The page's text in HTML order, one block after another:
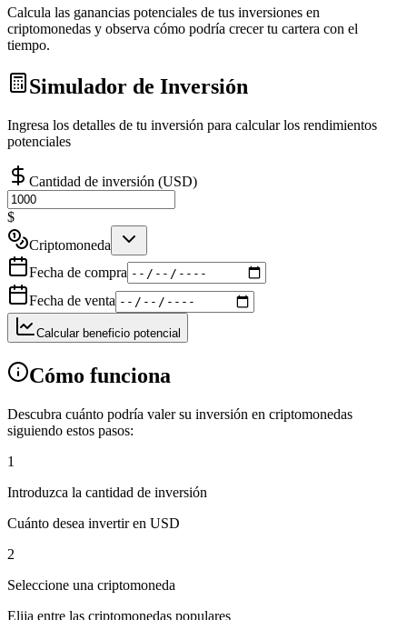
Calcula las ganancias potenciales de tus inversiones en
criptomonedas y observa cómo podría crecer tu cartera con el
tiempo.
Simulador de Inversión
Ingresa los detalles de tu inversión para calcular los rendimientos
potenciales
Cantidad de inversión (USD)
$
Criptomoneda
Fecha de compra
Fecha de venta
Calcular beneficio potencial
Cómo funciona
Descubra cuánto podría valer su inversión en criptomonedas
siguiendo estos pasos:
1
Introduzca la cantidad de inversión
Cuánto desea invertir en USD
2
Seleccione una criptomoneda
Elija entre las criptomonedas populares